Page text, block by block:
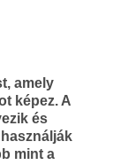
amely
képez. A
és
mint a